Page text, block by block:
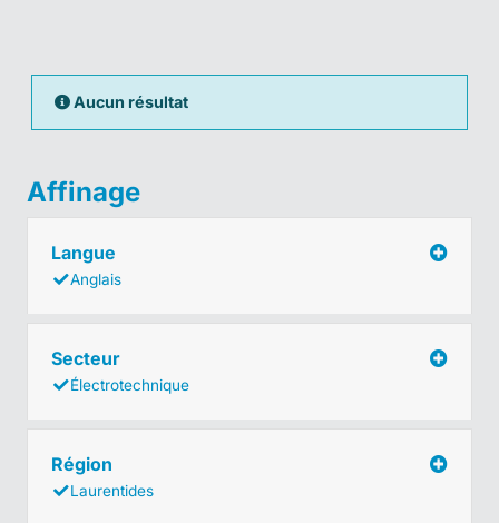
Aucun résultat
Affinage
Langue
Anglais
Secteur
Électrotechnique
Région
Laurentides